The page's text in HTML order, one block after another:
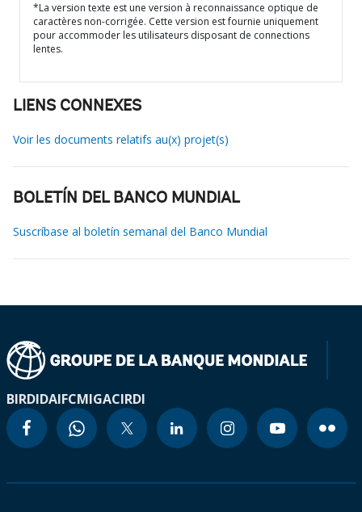
*La version texte est une version à reconnaissance optique de
caractères non-corrigée. Cette version est fournie uniquement
pour accommoder les utilisateurs disposant de connections
lentes.
LIENS CONNEXES
Voir les documents relatifs au(x) projet(s)
BOLETÍN DEL BANCO MUNDIAL
Suscríbase al boletín semanal del Banco Mundial
BIRDIDAIFCMIGACIRDI